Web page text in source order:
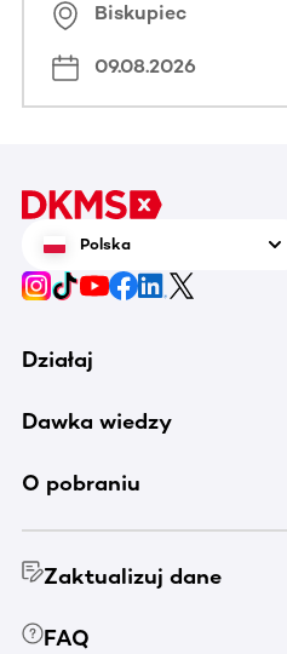
Biskupiec
09.08.2026
Polska
Działaj
Dawka wiedzy
O pobraniu
Zaktualizuj dane
FAQ